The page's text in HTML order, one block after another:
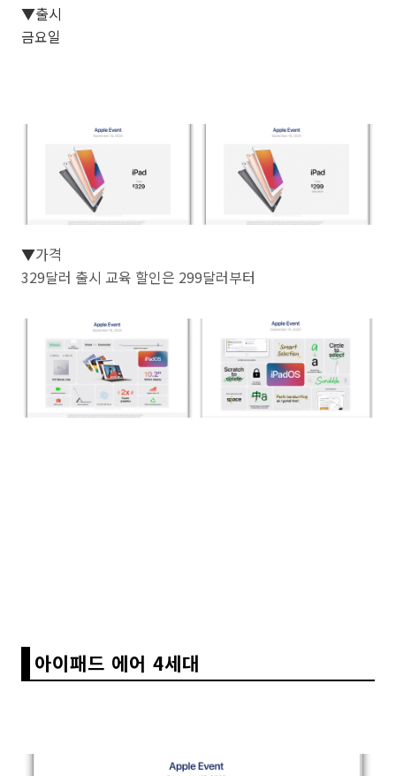
▼출시
금요일
▼가격
329달러 출시 교육 할인은 299달러부터
아이패드 에어 4세대